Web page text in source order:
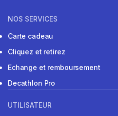
NOS SERVICES
Carte cadeau
Cliquez et retirez
Echange et remboursement
Decathlon Pro
UTILISATEUR